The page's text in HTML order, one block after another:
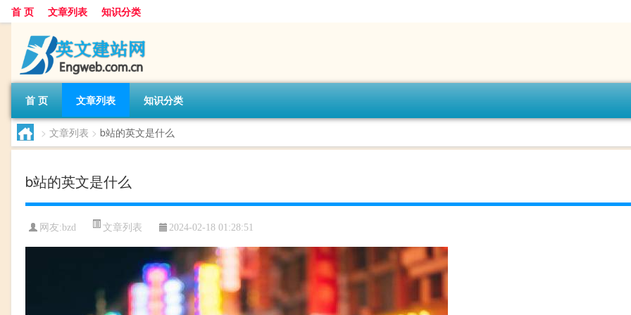
首 页 文章列表 知识分类
首 页 文章列表 知识分类
> 文章列表 > b站的英文是什么
b站的英文是什么
网友:bzd 文章列表 2024-02-18 01:28:51